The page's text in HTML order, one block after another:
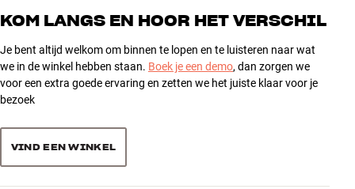
Lees meer over de afzonderlijke producten op onze
4 150
2
1 6
KOM LANGS EN HOOR HET VERSCHIL
Je bent altijd welkom om binnen te lopen en te luisteren naar wat
we in de winkel hebben staan. Boek je een demo, dan zorgen we
voor een extra goede ervaring en zetten we het juiste klaar voor je
bezoek
VIND EEN WINKEL